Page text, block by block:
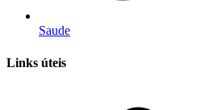
Saude
Links úteis